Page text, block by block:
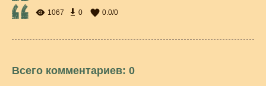
1067 0 0.0/0
Всего комментариев: 0